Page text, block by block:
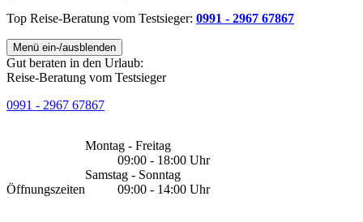
Top Reise-Beratung vom Testsieger: 0991 - 2967 67867
Menü ein-/ausblenden
Gut beraten in den Urlaub:
Reise-Beratung vom Testsieger
0991 - 2967 67867
Öffnungszeiten
Montag - Freitag
09:00 - 18:00 Uhr
Samstag - Sonntag
09:00 - 14:00 Uhr